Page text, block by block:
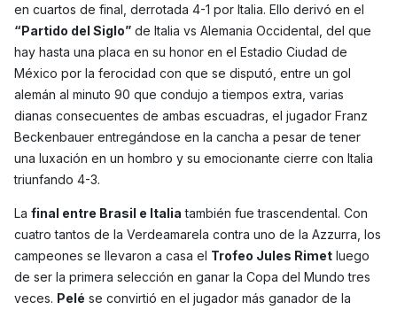
en cuartos de final, derrotada 4-1 por Italia. Ello derivó en el
“Partido del Siglo” de Italia vs Alemania Occidental, del que
hay hasta una placa en su honor en el Estadio Ciudad de
México por la ferocidad con que se disputó, entre un gol
alemán al minuto 90 que condujo a tiempos extra, varias
dianas consecuentes de ambas escuadras, el jugador Franz
Beckenbauer entregándose en la cancha a pesar de tener
una luxación en un hombro y su emocionante cierre con Italia
triunfando 4-3.
La final entre Brasil e Italia también fue trascendental. Con
cuatro tantos de la Verdeamarela contra uno de la Azzurra, los
campeones se llevaron a casa el Trofeo Jules Rimet luego
de ser la primera selección en ganar la Copa del Mundo tres
veces. Pelé se convirtió en el jugador más ganador de la